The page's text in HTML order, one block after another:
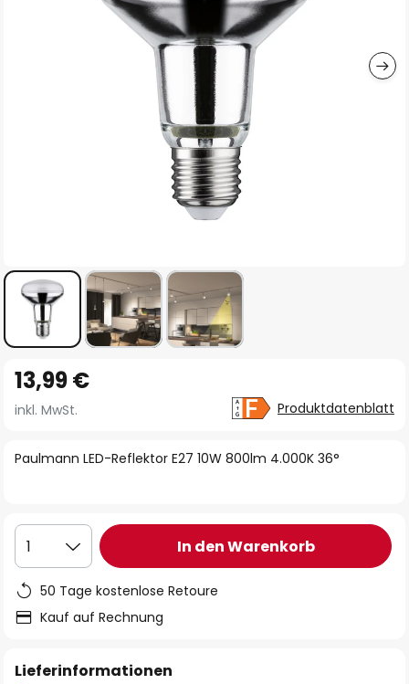
Anfang
der
springen
Paulmann LED-Reflektor E27 10W 800lm 4.000K 36°
13,99 €
inkl. MwSt. Produktdatenblatt
1 In den Warenkorb
50 Tage kostenlose Retoure
Kauf auf Rechnung
Lieferinformationen